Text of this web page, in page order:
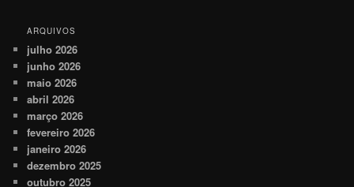
ARQUIVOS
julho 2026
junho 2026
maio 2026
abril 2026
março 2026
fevereiro 2026
janeiro 2026
dezembro 2025
outubro 2025